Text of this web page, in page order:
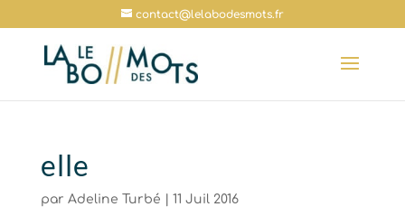
contact@lelabodesmots.fr
elle
par Adeline Turbé 11 Juil 2016